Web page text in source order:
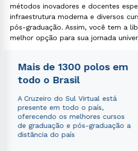
métodos inovadores e docentes
infraestrutura moderna e diversos
pós-graduação. Assim, você tem a
melhor opção para sua jornada
Mais de 1300 polos em
todo o Brasil
A Cruzeiro do Sul Virtual está
presente em todo o país,
oferecendo os melhores cursos
de graduação e pós-graduação a
distância do país
ou
Estou de acordo com a Política de
autorizo que meus dados sejam
envio de conteúdos da Cruzeiro do